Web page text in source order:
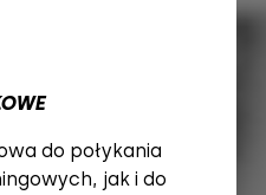
do połykania
jak i do